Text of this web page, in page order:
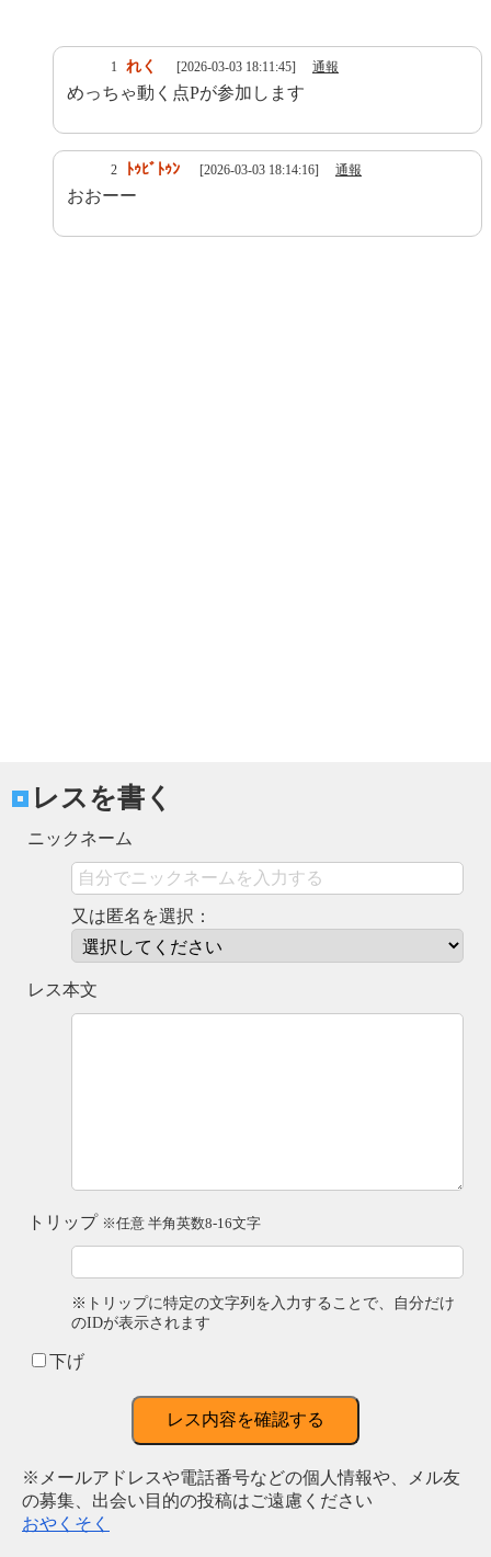
1 れく [2026-03-03 18:11:45] 通報
めっちゃ動く点Pが参加します
2 ﾄｩﾋﾞﾄｩﾝ [2026-03-03 18:14:16] 通報
おおーー
レスを書く
ニックネーム
又は匿名を選択：
レス本文
トリップ ※任意 半角英数8-16文字
※トリップに特定の文字列を入力することで、自分だけ
のIDが表示されます
下げ
レス内容を確認する
※メールアドレスや電話番号などの個人情報や、メル友
の募集、出会い目的の投稿はご遠慮ください
おやくそく